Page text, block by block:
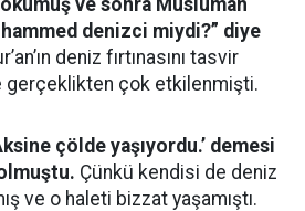
okumuş ve sonra Müslüman
denizci miydi?” diye
deniz fırtınasını tasvir
gerçeklikten çok etkilenmişti.
çölde yaşıyordu.’ demesi
Çünkü kendisi de deniz
ve o haleti bizzat yaşamıştı.